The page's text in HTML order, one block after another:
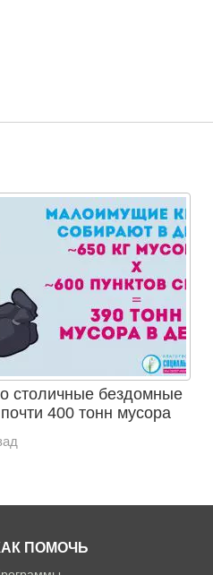
столичные бездомные
400 тонн мусора
ПОМОЧЬ